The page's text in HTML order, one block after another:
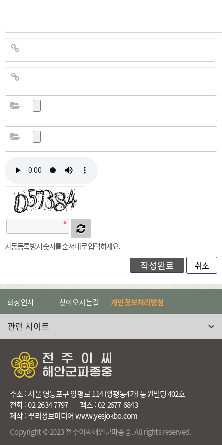
자동등록방지 숫자를 순서대로 입력하세요.
취소
회장인사 찾아오시는길 개인정보처리방침
관련 사이트 선택
주소 : 서울 영등포구 양평로 114 (양평동4가) 동원빌딩 402호
전화 : 02-2634-7797
팩스 : 02-2677-6843
제작 : 뿌리정보미디어 www.yesjokbo.com
Copyright © 2023 전주이씨해안군파종중. All rights reserved.